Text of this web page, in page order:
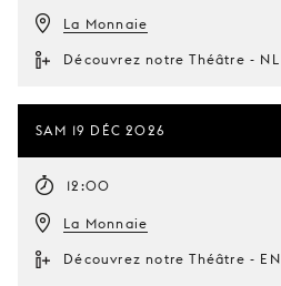
La Monnaie
Découvrez notre Théâtre - NL
SAM 19 DÉC 2026
12:00
La Monnaie
Découvrez notre Théâtre - EN